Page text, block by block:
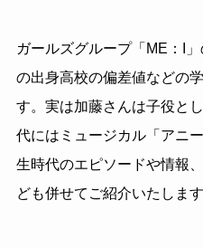
ガールズグループ「ME：I
の出身高校の偏差値などの
す。実は加藤さんは子役と
代にはミュージカル「アニ
生時代のエピソードや情報
ども併せてご紹介いたします